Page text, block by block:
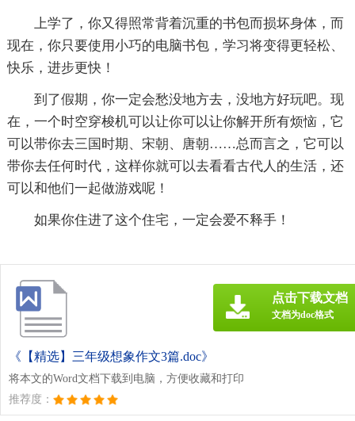
上学了，你又得照常背着沉重的书包而损坏身体，而
现在，你只要使用小巧的电脑书包，学习将变得更轻松、
快乐，进步更快！
到了假期，你一定会愁没地方去，没地方好玩吧。现
在，一个时空穿梭机可以让你可以让你解开所有烦恼，它
可以带你去三国时期、宋朝、唐朝……总而言之，它可以
带你去任何时代，这样你就可以去看看古代人的生活，还
可以和他们一起做游戏呢！
如果你住进了这个住宅，一定会爱不释手！
《【精选】三年级想象作文3篇.doc》
将本文的Word文档下载到电脑，方便收藏和打印
推荐度：
点击下载文档
文档为doc格式